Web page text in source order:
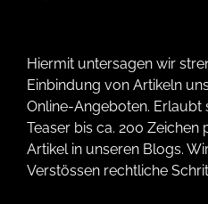
Hiermit untersagen wir
Einbindung von Artikeln
Online-Angeboten.
Teaser bis ca. 200 Zeichen
Artikel in unseren Blogs.
Verstössen rechtliche